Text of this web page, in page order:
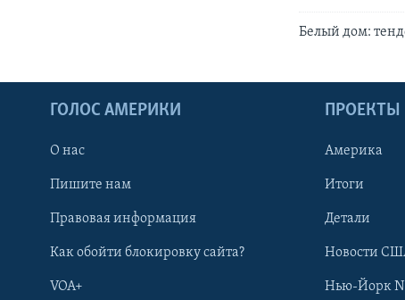
Белый дом:
ГОЛОС АМЕРИКИ
О нас
Пишите нам
Правовая информация
Как обойти блокировку сайта?
VOA+
ПРОЕКТЫ
Америка
Итоги
Детали
Новости
Нью-Йорк